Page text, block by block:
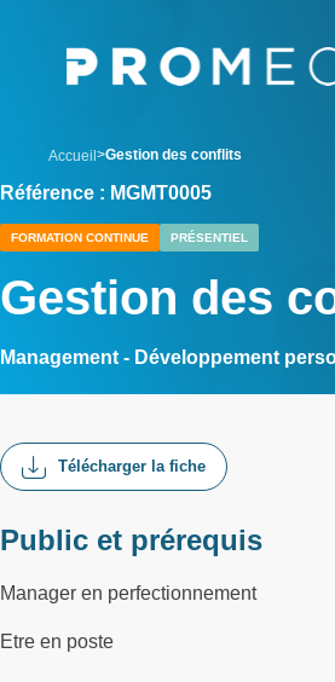
Accueil Gestion des conflits
Référence : MGMT0005
FORMATION CONTINUE PRÉSENTIEL
Gestion des
Management - Développement
Télécharger la fiche
Public et prérequis
Manager en perfectionnement
Etre en poste